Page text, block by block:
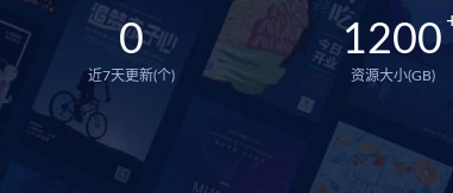
0
近7天更新(个)
1200
资源大小(GB)